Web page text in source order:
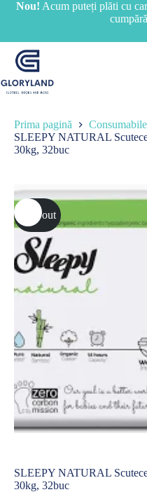
SariNou! Acum puteți plăti cu
Prima pagină
Consumabile
SLEEPY NATURAL
30kg, 32buc
Sold out
SLEEPY NATURAL
30kg, 32buc